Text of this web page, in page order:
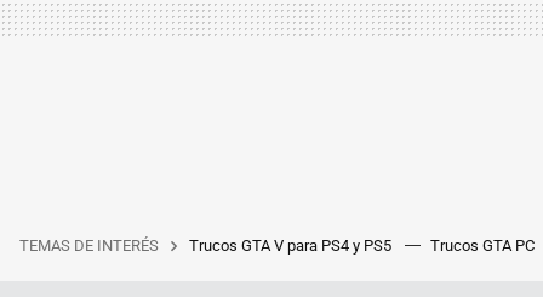
TEMAS DE INTERÉS Trucos GTA V para PS4 y PS5 Trucos GTA PC